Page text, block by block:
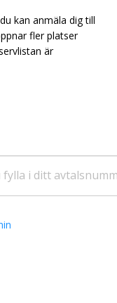
kan anmäla dig till
fler platser
är
i ditt